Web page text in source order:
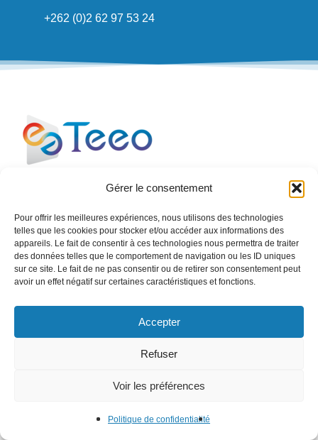
Gérer le consentement
Pour offrir les meilleures expériences, nous utilisons des technologies
telles que les cookies pour stocker et/ou accéder aux informations des
appareils. Le fait de consentir à ces technologies nous permettra de traiter
des données telles que le comportement de navigation ou les ID uniques
sur ce site. Le fait de ne pas consentir ou de retirer son consentement peut
avoir un effet négatif sur certaines caractéristiques et fonctions.
Accepter
Refuser
Voir les préférences
Politique de confidentialité
+262 (0)2 62 97 53 24
Le management énergétique et environnemental au
énergétiques et votre empreinte sur l’environnement.
ENERGIE
TEEO OCEAN